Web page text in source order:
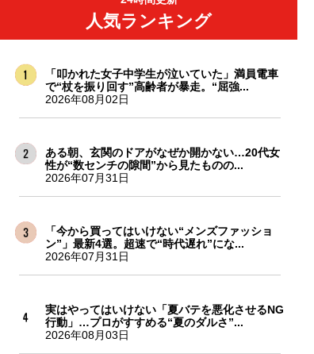
人気ランキング
「叩かれた女子中学生が泣いていた」満員電車
で“杖を振り回す”高齢者が暴走。“屈強...
2026年08月02日
ある朝、玄関のドアがなぜか開かない…20代女
性が“数センチの隙間”から見たものの...
2026年07月31日
「今から買ってはいけない“メンズファッショ
ン”」最新4選。超速で“時代遅れ”にな...
2026年07月31日
実はやってはいけない「夏バテを悪化させるNG
行動」…プロがすすめる“夏のダルさ”...
2026年08月03日